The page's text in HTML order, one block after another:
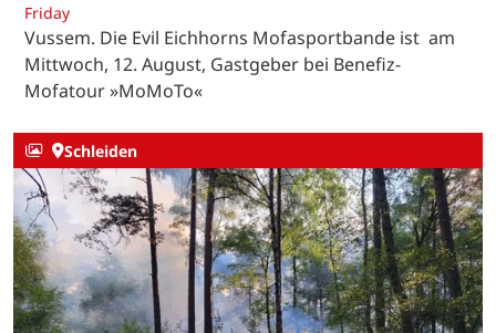
Friday
Vussem. Die Evil Eichhorns Mofasportbande ist am
Mittwoch, 12. August, Gastgeber bei Benefiz-
Mofatour »MoMoTo«
Schleiden